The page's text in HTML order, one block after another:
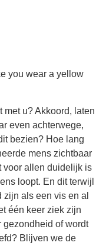
you wear a yellow
met u? Akkoord, laten
even achterwege,
bezien? Hoe lang
mens zichtbaar
voor allen duidelijk is
loopt. En dit terwijl
als een vis en al
één keer ziek zijn
gezondheid of wordt
Blijven we de